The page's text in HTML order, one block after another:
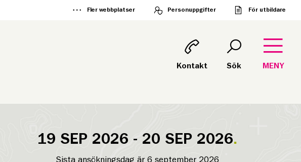
Fler webbplatser Personuppgifter För utbildare
Kontakt Sök MENY
19 SEP 2026 - 20 SEP 2026
Sista ansökningsdag är 6 september 2026